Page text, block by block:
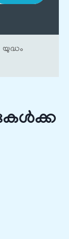
യുദ്ധം